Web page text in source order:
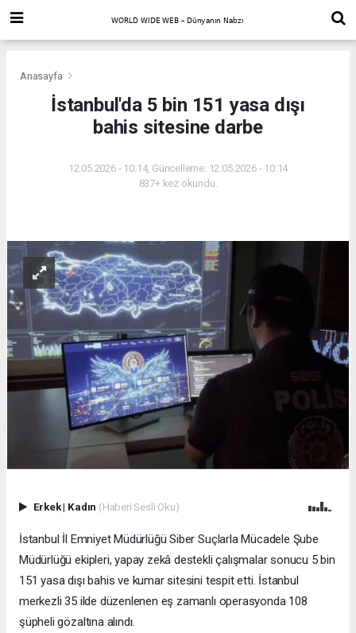
Anasayfa
İstanbul'da 5 bin 151 yasa dışı
bahis sitesine darbe
12.05.2026 - 10:14, Güncelleme: 12.05.2026 - 10:14
837+ kez okundu.
Erkek| Kadın (Haberi Sesli Oku)
İstanbul İl Emniyet Müdürlüğü Siber Suçlarla Mücadele Şube
Müdürlüğü ekipleri, yapay zekâ destekli çalışmalar sonucu 5 bin
151 yasa dışı bahis ve kumar sitesini tespit etti. İstanbul
merkezli 35 ilde düzenlenen eş zamanlı operasyonda 108
şüpheli gözaltına alındı.